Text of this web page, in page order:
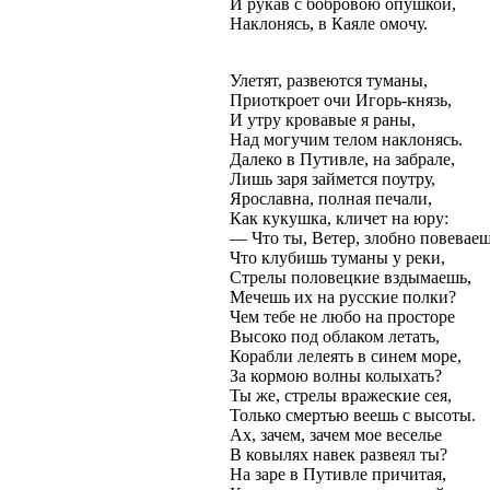
Наклонясь, в Каяле омочу.
Улетят, развеются туманы,
Приоткроет очи Игорь-князь,
И утру кровавые я раны,
Над могучим телом наклонясь.
Далеко в Путивле, на забрале,
Лишь заря займется поутру,
Ярославна, полная печали,
Как кукушка, кличет на юру:
— Что ты, Ветер, злобно
Что клубишь туманы у реки,
Стрелы половецкие вздымаешь,
Мечешь их на русские полки?
Чем тебе не любо на просторе
Высоко под облаком летать,
Корабли лелеять в синем море,
За кормою волны колыхать?
Ты же, стрелы вражеские сея,
Только смертью веешь с высоты.
Ах, зачем, зачем мое веселье
В ковылях навек развеял ты?
На заре в Путивле причитая,